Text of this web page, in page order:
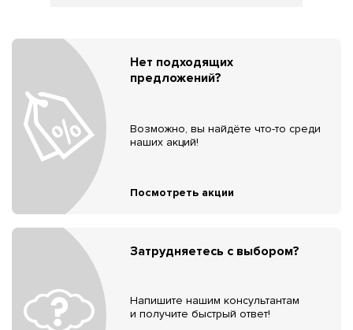
Нет подходящих
предложений?
Возможно, вы найдёте что-то среди
наших акций!
Посмотреть акции
Затрудняетесь с выбором?
Напишите нашим консультантам
и получите быстрый ответ!